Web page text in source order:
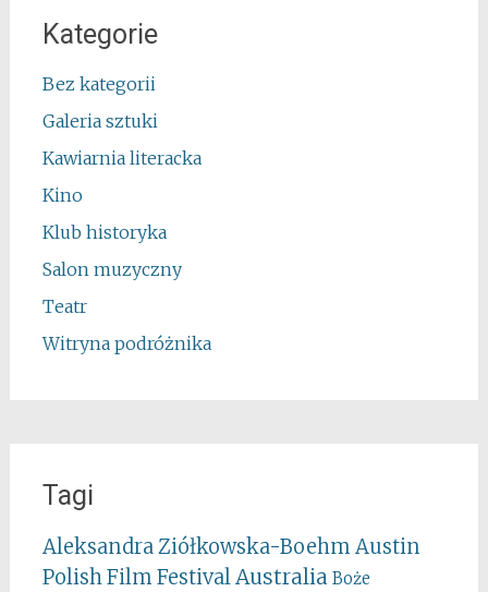
Kategorie
Bez kategorii
Galeria sztuki
Kawiarnia literacka
Kino
Klub historyka
Salon muzyczny
Teatr
Witryna podróżnika
Tagi
Aleksandra Ziółkowska-Boehm Austin
Polish Film FestivalAustralia Boże